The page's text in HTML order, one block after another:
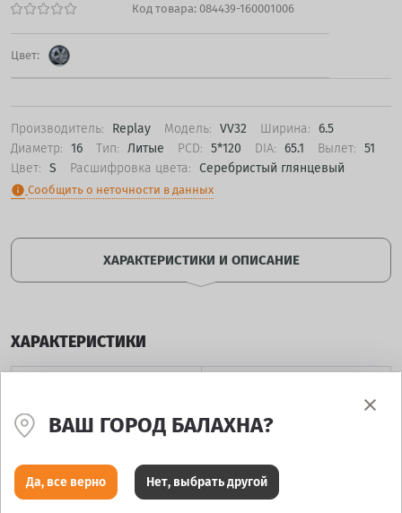
Код товара: 084439-160001006
Цвет:
Производитель: Replay Модель: VV32 Ширина: 6.5
Диаметр: 16 Тип: Литые PCD: 5*120 DIA: 65.1 Вылет: 51
Цвет: S Расшифровка цвета: Серебристый глянцевый
info Сообщить о неточности в данных
ХАРАКТЕРИСТИКИ И ОПИСАНИЕ
ХАРАКТЕРИСТИКИ
Диаметр 16
ВАШ ГОРОД БАЛАХНА?
Да, все верно Нет, выбрать другой